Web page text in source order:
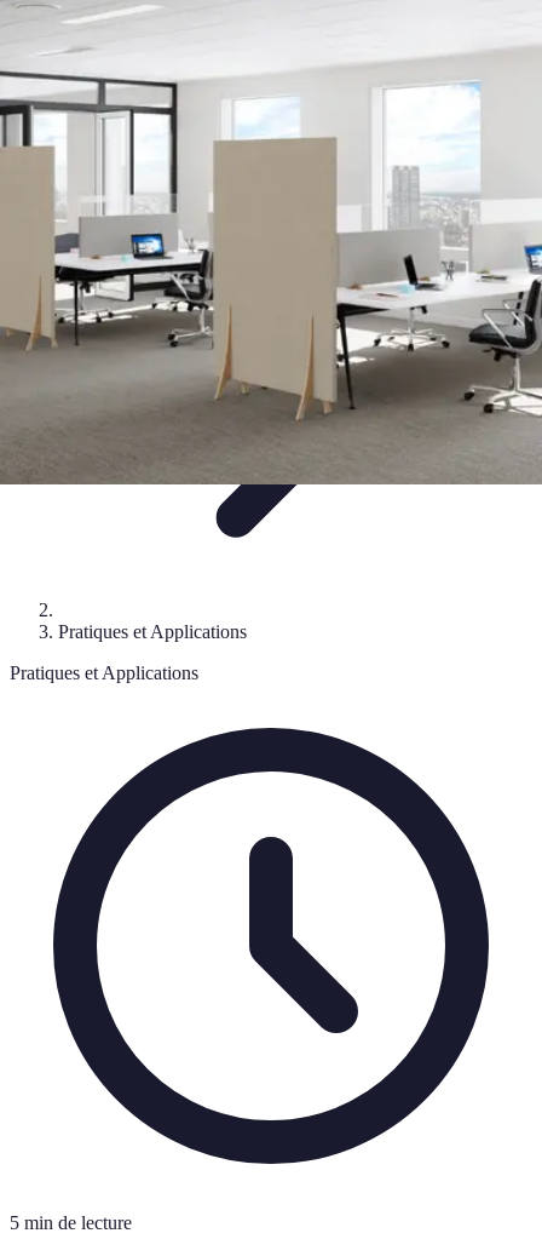
Médecine Traditionnelle
Remèdes
Médecine Traditionnelle
Pratiques et Applications
Pratiques et Applications
5 min de lecture